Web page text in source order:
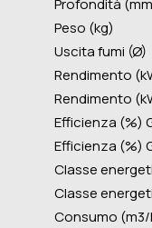
Profondità
Peso (kg)
Uscita fumi (Ø)
Rendimento
Rendimento
Efficienza (%)
Efficienza (%)
Classe
Classe
Consumo (m3/